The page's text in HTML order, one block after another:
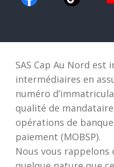
SAS Cap Au Nord est
intermédiaires en
numéro
qualité de
opérations de
paiement (MOBSP).
Nous vous rappelons